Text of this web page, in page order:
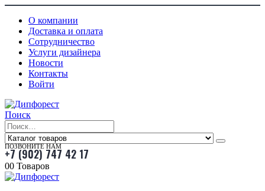
О компании
Доставка и оплата
Сотрудничество
Услуги дизайнера
Новости
Контакты
Войти
Поиск
ПОЗВОНИТЕ НАМ
+7 (902) 747 42 17
00 Товаров